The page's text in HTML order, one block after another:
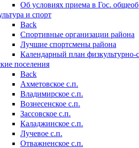
Об условиях приема в Гос.
и спорт
Back
Спортивные организации района
Лучшие спортсмены района
Календарный план
поселения
Back
Ахметовское с.п.
Владимирское с.п.
Вознесенское с.п.
Зассовское с.п.
Каладжинское с.п.
Лучевое с.п.
Отважненское с.п.